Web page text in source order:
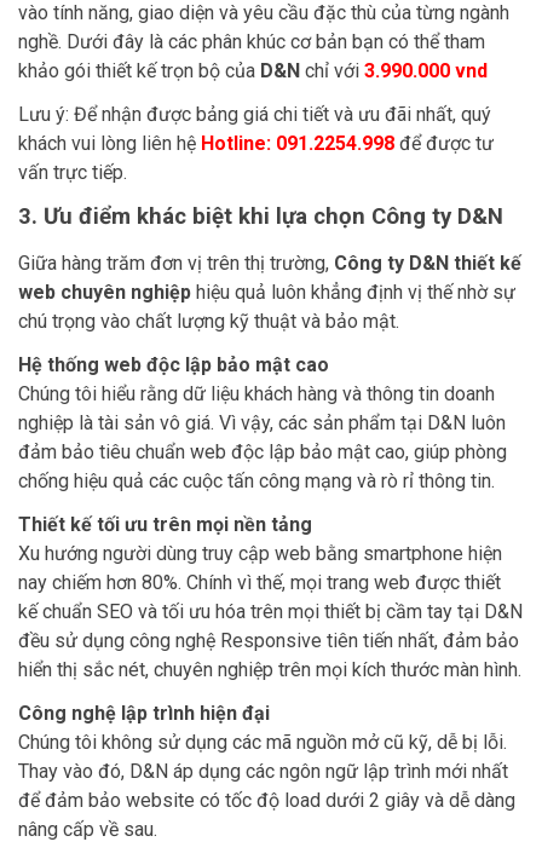
vào tính năng, giao diện và yêu cầu đặc thù của từng ngành
nghề. Dưới đây là các phân khúc cơ bản bạn có thể tham
khảo gói thiết kế trọn bộ của D&N chỉ với 3.990.000 vnd
Lưu ý: Để nhận được bảng giá chi tiết và ưu đãi nhất, quý
khách vui lòng liên hệ Hotline: 091.2254.998 để được tư
vấn trực tiếp.
3. Ưu điểm khác biệt khi lựa chọn Công ty D&N
Giữa hàng trăm đơn vị trên thị trường, Công ty D&N thiết kế
web chuyên nghiệp hiệu quả luôn khẳng định vị thế nhờ sự
chú trọng vào chất lượng kỹ thuật và bảo mật.
Hệ thống web độc lập bảo mật cao
Chúng tôi hiểu rằng dữ liệu khách hàng và thông tin doanh
nghiệp là tài sản vô giá. Vì vậy, các sản phẩm tại D&N luôn
đảm bảo tiêu chuẩn web độc lập bảo mật cao, giúp phòng
chống hiệu quả các cuộc tấn công mạng và rò rỉ thông tin.
Thiết kế tối ưu trên mọi nền tảng
Xu hướng người dùng truy cập web bằng smartphone hiện
nay chiếm hơn 80%. Chính vì thế, mọi trang web được thiết
kế chuẩn SEO và tối ưu hóa trên mọi thiết bị cầm tay tại D&N
đều sử dụng công nghệ Responsive tiên tiến nhất, đảm bảo
hiển thị sắc nét, chuyên nghiệp trên mọi kích thước màn hình.
Công nghệ lập trình hiện đại
Chúng tôi không sử dụng các mã nguồn mở cũ kỹ, dễ bị lỗi.
Thay vào đó, D&N áp dụng các ngôn ngữ lập trình mới nhất
để đảm bảo website có tốc độ load dưới 2 giây và dễ dàng
nâng cấp về sau.